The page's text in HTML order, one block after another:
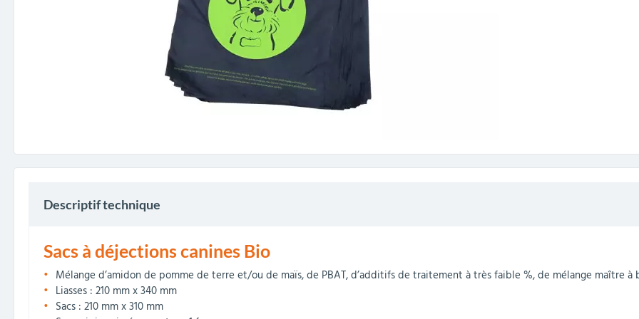
Descriptif technique
Sacs à déjections canines Bio
Mélange d’amidon de pomme de terre et/ou de maïs, de PBAT, d’additifs de traitement à très faible %, de mélange maître à
Liasses : 210 mm x 340 mm
Sacs : 210 mm x 310 mm